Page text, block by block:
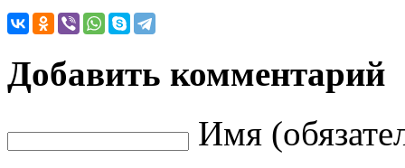
Добавить комментарий
Имя